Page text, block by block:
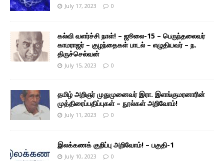
July 17, 2023 0
கல்வி வளர்ச்சி நாள்! – ஜூலை-15 – பெருந்தலைவர்
காமராஜர் – குழந்தைகள் பாடல் – எழுதியவர் – ந.
திருச்செல்வன்
July 15, 2023 0
தமிழ் அறிஞர் முதுமுனைவர் இரா. இளங்குமரனாரின்
முத்திரைப்பதிப்புகள் – நூல்கள் அறிவோம்!
July 11, 2023 0
இலக்கணக் குறிப்பு அறிவோம்! – பகுதி-1
July 10, 2023 0